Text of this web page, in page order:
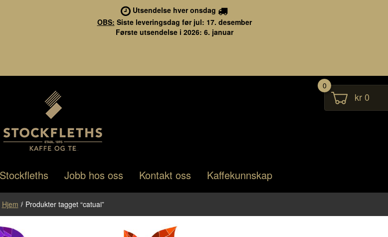
Utsendelse hver onsdag
OBS: Siste leveringsdag før jul: 17. desember
Første utsendelse i 2026: 6. januar
Jobb hos oss Kontakt oss Kaffekunnskap
kr 0
0
Hjem / Produkter tagget “catuai”